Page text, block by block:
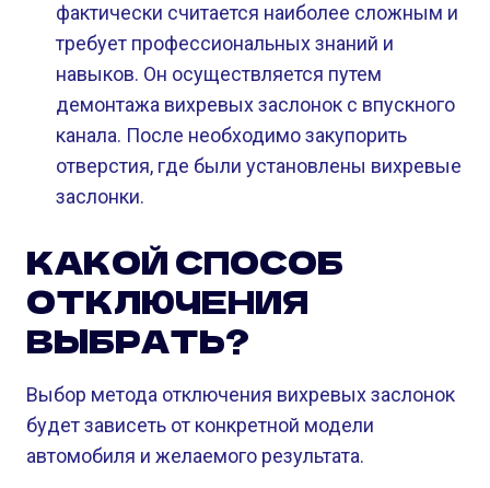
фактически считается наиболее сложным и
требует профессиональных знаний и
навыков. Он осуществляется путем
демонтажа вихревых заслонок с впускного
канала. После необходимо закупорить
отверстия, где были установлены вихревые
заслонки.
КАКОЙ СПОСОБ
ОТКЛЮЧЕНИЯ
ВЫБРАТЬ?
Выбор метода отключения вихревых заслонок
будет зависеть от конкретной модели
автомобиля и желаемого результата.